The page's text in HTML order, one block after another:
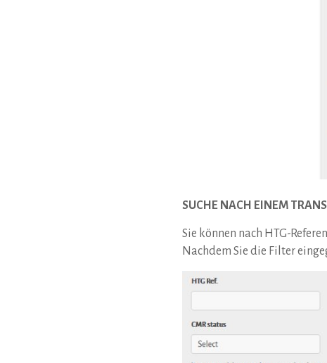
SUCHE NACH EINEM
Sie können nach HTG-
Nachdem Sie die Filter